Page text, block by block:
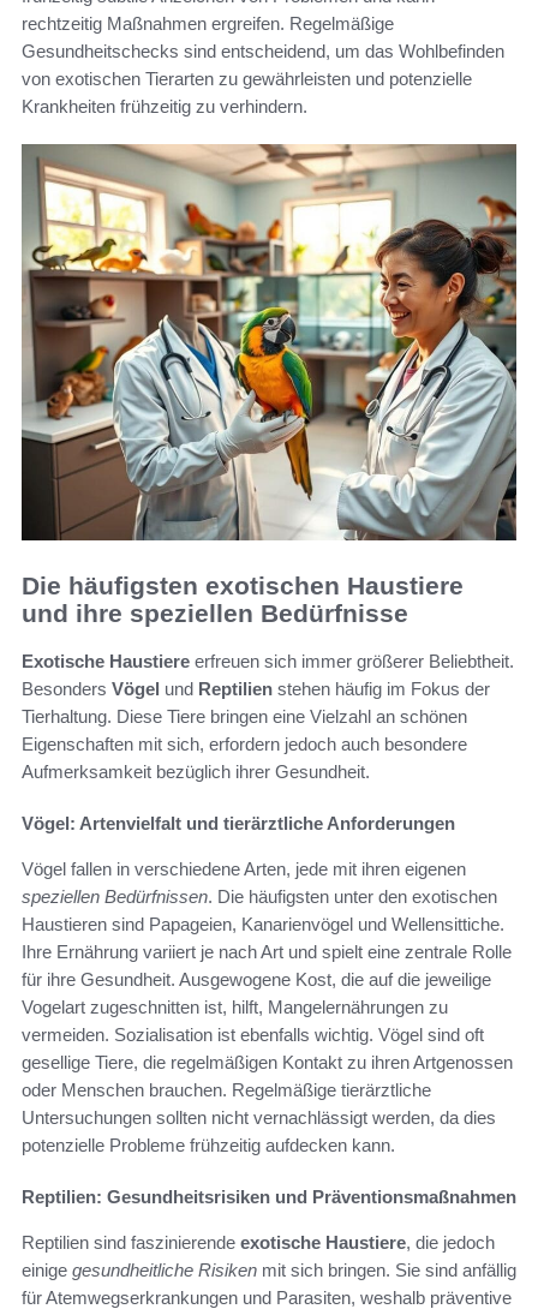
rechtzeitig Maßnahmen ergreifen. Regelmäßige
Gesundheitschecks sind entscheidend, um das Wohlbefinden
von exotischen Tierarten zu gewährleisten und potenzielle
Krankheiten frühzeitig zu verhindern.
Die häufigsten exotischen Haustiere
und ihre speziellen Bedürfnisse
Exotische Haustiere erfreuen sich immer größerer Beliebtheit.
Besonders Vögel und Reptilien stehen häufig im Fokus der
Tierhaltung. Diese Tiere bringen eine Vielzahl an schönen
Eigenschaften mit sich, erfordern jedoch auch besondere
Aufmerksamkeit bezüglich ihrer Gesundheit.
Vögel: Artenvielfalt und tierärztliche Anforderungen
Vögel fallen in verschiedene Arten, jede mit ihren eigenen
speziellen Bedürfnissen. Die häufigsten unter den exotischen
Haustieren sind Papageien, Kanarienvögel und Wellensittiche.
Ihre Ernährung variiert je nach Art und spielt eine zentrale Rolle
für ihre Gesundheit. Ausgewogene Kost, die auf die jeweilige
Vogelart zugeschnitten ist, hilft, Mangelernährungen zu
vermeiden. Sozialisation ist ebenfalls wichtig. Vögel sind oft
gesellige Tiere, die regelmäßigen Kontakt zu ihren Artgenossen
oder Menschen brauchen. Regelmäßige tierärztliche
Untersuchungen sollten nicht vernachlässigt werden, da dies
potenzielle Probleme frühzeitig aufdecken kann.
Reptilien: Gesundheitsrisiken und Präventionsmaßnahmen
Reptilien sind faszinierende exotische Haustiere, die jedoch
einige gesundheitliche Risiken mit sich bringen. Sie sind anfällig
für Atemwegserkrankungen und Parasiten, weshalb präventive